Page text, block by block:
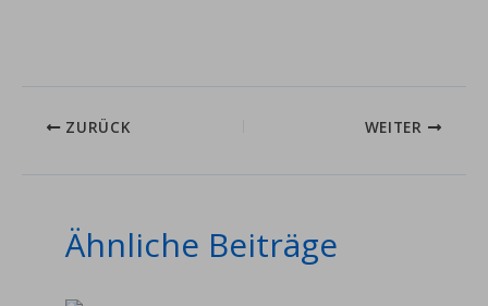
ZURÜCK WEITER
Ähnliche Beiträge